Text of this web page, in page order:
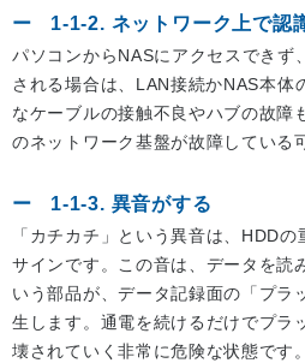
1-1-2. ネットワーク上で認
パソコンからNASにアクセスできず
される場合は、LAN接続かNAS本体
なケーブルの接触不良やハブの故障
のネットワーク基盤が故障している
1-1-3. 異音がする
「カチカチ」という異音は、HDD
サインです。この音は、データを読
いう部品が、データ記録面の「プラ
生します。通電を続けるだけでプラ
壊されていく非常に危険な状態です。